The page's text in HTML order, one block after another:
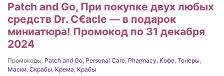
Patch and Go, При покупке двух любых
средств Dr. C€acle — в подарок
миниатюра! Промокод по 31 декабря
2024
Промокоды: Patch and Go, Personal Care, Pharmacy, Кофе, Тонеры,
Маски, Скрабы, Крема, Крабы